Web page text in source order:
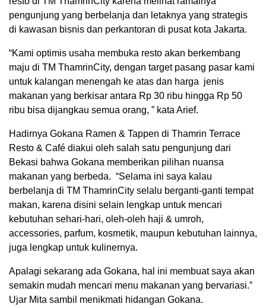
pengunjung yang berbelanja dan letaknya yang strategis
di kawasan bisnis dan perkantoran di pusat kota Jakarta.
“Kami optimis usaha membuka resto akan berkembang
maju di TM ThamrinCity, dengan target pasang pasar kami
untuk kalangan menengah ke atas dan harga jenis
makanan yang berkisar antara Rp 30 ribu hingga Rp 50
ribu bisa dijangkau semua orang, ” kata Arief.
Hadirnya Gokana Ramen & Tappen di Thamrin Terrace
Resto & Café diakui oleh salah satu pengunjung dari
Bekasi bahwa Gokana memberikan pilihan nuansa
makanan yang berbeda. “Selama ini saya kalau
berbelanja di TM ThamrinCity selalu berganti-ganti tempat
makan, karena disini selain lengkap untuk mencari
kebutuhan sehari-hari, oleh-oleh haji & umroh,
accessories, parfum, kosmetik, maupun kebutuhan lainnya,
juga lengkap untuk kulinernya.
Apalagi sekarang ada Gokana, hal ini membuat saya akan
semakin mudah mencari menu makanan yang bervariasi.”
Ujar Mita sambil menikmati hidangan Gokana.